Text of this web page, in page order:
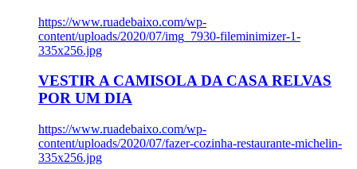
https://www.ruadebaixo.com/wp-
content/uploads/2020/07/img_7930-fileminimizer-1-
335x256.jpg
VESTIR A CAMISOLA DA CASA RELVAS
POR UM DIA
https://www.ruadebaixo.com/wp-
content/uploads/2020/07/fazer-cozinha-restaurante-michelin-
335x256.jpg